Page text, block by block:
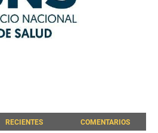
RECIENTES COMENTARIOS